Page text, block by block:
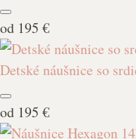
od 195 €
Detské náušnice so
od 195 €